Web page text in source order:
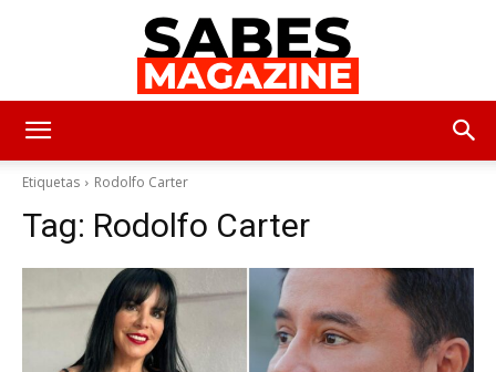
Etiquetas
Rodolfo Carter
Tag: Rodolfo Carter